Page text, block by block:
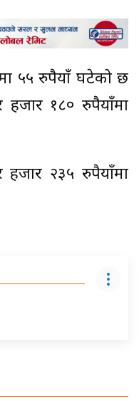
५५ रुपैयाँ घटेको छ
हजार १८० रुपैयाँमा
हजार २३५ रुपैयाँमा